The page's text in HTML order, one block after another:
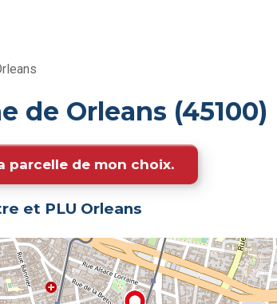
de Orleans (45100)
parcelle de mon choix.
et PLU Orleans